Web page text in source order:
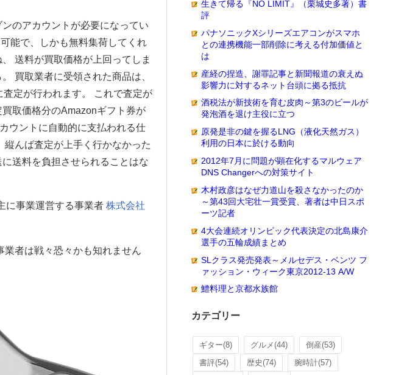
のアカウントが必要になってい
能で、しかも無料集荷してくれ
送料が買取価格が上回ってしま
買取業者に受領された商品は、
定が行われます。 これで査定が
買取価格分のAmazonギフト券が
ウントに自動的に支払われる仕
縦んば査定が上手く行かなかった
送料を負担させられることはな
に事業運営する事業者 株式会社
者は戦々恐々かも知れません
生きて帰る『NO LIMIT』（栗城史多著）書
評
パナソニックXシリーズエアコンがスマホ
との連携機能一部削除に考える付加価値と
は
産経の捏造、謝罪記事と新聞報道の衰えぬ
影響力に対するネット台頭に拠る抵抗
酒税法が新技術を育む皮肉～第3のビールが
発泡酒を退け主役に立つ
原発是非の鍵を握るLNG（液化天然ガス）
利用の日本に於ける動向
2012年7月に問題が顕在化するマルウェア
DNS Changerへの対策サイト
木村政彦はなぜ力道山を殺さなかったのか
～第43回大宅壮一賞受賞、著者は中日スポ
ーツ記者
4大会連続オリンピック代表決定の北島康介
選手の五輪成績まとめ
SLクラス発売発表～メルセデス・ベンツ フ
ァッション・ウィーク東京2012-13 A/W
鱧料理と京都水族館
カテゴリー
ギター(8) グルメ(44) 倒産(53)
書評(54) 歴史(74) 腕時計(57)